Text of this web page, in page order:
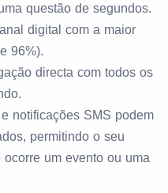
questão de segundos.
digital com a maior
96%).
directa com todos os
notificações SMS podem
permitindo o seu
um evento ou uma